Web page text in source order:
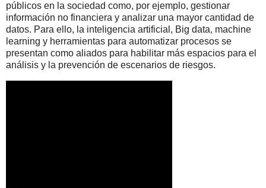
públicos en la sociedad como, por ejemplo, gestionar
información no financiera y analizar una mayor cantidad de
datos. Para ello, la inteligencia artificial, Big data, machine
learning y herramientas para automatizar procesos se
presentan como aliados para habilitar más espacios para el
análisis y la prevención de escenarios de riesgos.